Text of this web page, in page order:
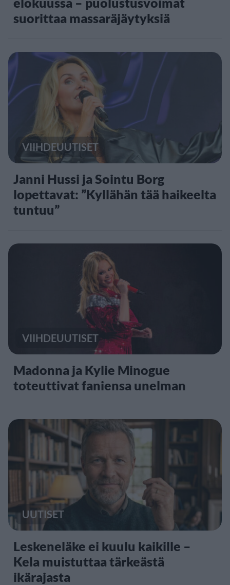
suorittaa massaräjäytyksiä
VIIHDEUUTISET
Janni Hussi ja Sointu Borg
lopettavat: ”Kyllähän tää haikeelta
tuntuu”
VIIHDEUUTISET
Madonna ja Kylie Minogue
toteuttivat faniensa unelman
UUTISET
Leskeneläke ei kuulu kaikille –
Kela muistuttaa tärkeästä
ikärajasta